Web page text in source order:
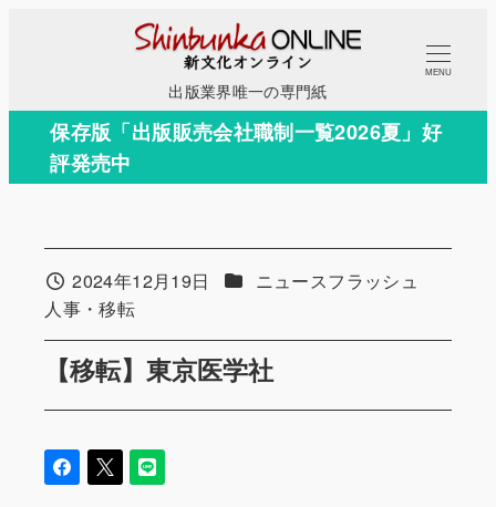
コ
テ
出版業界唯一の専門紙
MENU
保存版「出版販売会社職制一覧2026夏」好
評発売中
【移転】東京医学社
投稿日2024年12月19日 カテゴリー
ニュースフラッシュ
カテゴリー
人事・移転